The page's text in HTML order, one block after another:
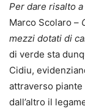
Per dare risalto
Marco Scolaro –
mezzi dotati di
di verde sta
Cidiu,
attraverso
dall’altro il